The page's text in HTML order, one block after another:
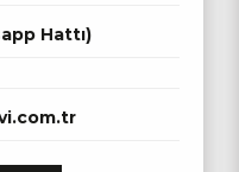
Hattı)